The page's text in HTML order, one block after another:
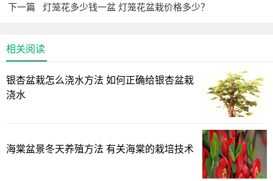
芦荟盆栽在购买时价格差异相当大，主要是品种和植株大
小的差异，一般一盆小型普通芦荟在5-10元左右，大型的芦
荟盆栽会在30元上下，好的品种会更贵一点。
多叶芦荟实生苗的价格约为40~60元，多叶芦荟非常好
看，一般都是通过人工干预和播种来获得种苗，因此多叶芦
荟种子的价格也是大部分植物中最昂贵的一种。
下一篇 灯笼花多少钱一盆 灯笼花盆栽价格多少？
相关阅读
银杏盆栽怎么浇水方法 如何正确给银杏盆栽
浇水
海棠盆景冬天养殖方法 有关海棠的栽培技术